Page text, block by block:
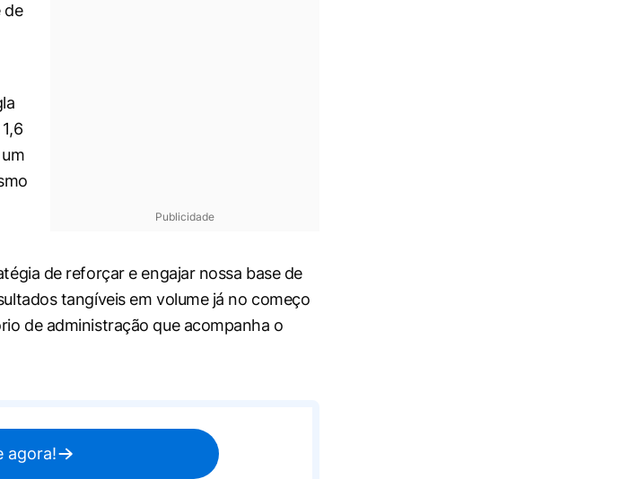
Publicidade
de
de reforçar e engajar nossa base de
tangíveis em volume já no começo
de administração que acompanha o
agora!